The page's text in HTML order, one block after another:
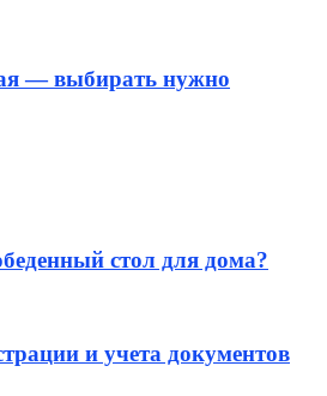
— выбирать нужно
стол для дома?
и учета документов